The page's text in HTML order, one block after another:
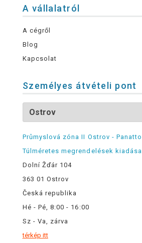
A vállalatról
A cégről
Blog
Kapcsolat
Személyes átvételi pont
Průmyslová zóna II Ostrov -
Túlméretes megrendelések kiadása
Dolní Žďár 104
363 01 Ostrov
Česká republika
Hé - Pé, 8:00 - 16:00
Sz - Va, zárva
térkép itt